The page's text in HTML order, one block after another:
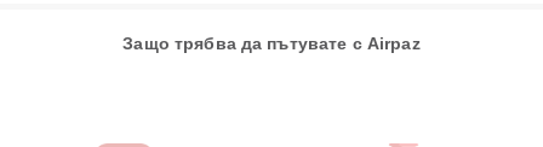
Защо трябва да пътувате с Airpaz